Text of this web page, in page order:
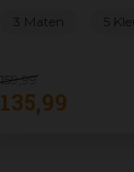
159 ,99
135,99
3 Maten 5